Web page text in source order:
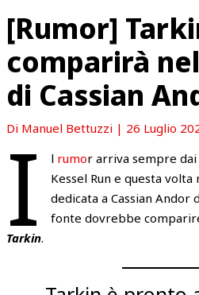
[Rumor]
comparirà
di Cassian
Di Manuel Bettuzzi | 26 Luglio
I lrumor arriva sempre
Kessel Run e questa
dedicata a Cassian Andor
fonte dovrebbe
Tarkin.